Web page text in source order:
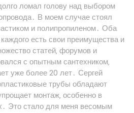
ломал голову над выбором
В моем случае стоял
и полипропиленом․ Оба
есть свои преимущества и
статей‚ форумов и
с опытным сантехником‚
уже более 20 лет․ Сергей
трубы обладают
монтаж‚ особенно в
Это стало для меня весомым